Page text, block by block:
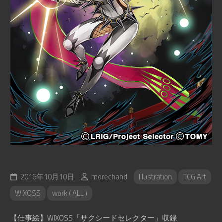
2016年10月10日 morechand Illustration
TCG Art
WIXOSS
work ( ALL )
【仕事絵】WIXOSS「サクシードセレクター」収録